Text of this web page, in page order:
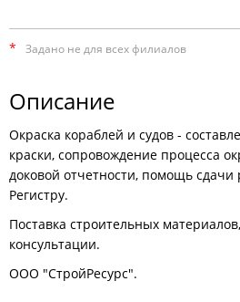
* Задано не для всех филиалов
Описание
Окраска кораблей и судов -
краски, сопровождение процесса
доковой отчетности, помощь сдачи
Регистру.
Поставка строительных
консультации.
ООО "СтройРесурс".